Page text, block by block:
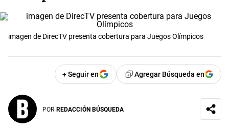
imagen de DirecTV presenta cobertura para Juegos Olímpicos
+ Seguir en Agregar Búsqueda en
POR REDACCIÓN BÚSQUEDA